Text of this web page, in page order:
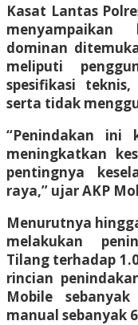
Kasat Lantas
dominan
meliputi
spesifikasi
serta tidak
“Penindakan ini
meningkatkan
pentingnya
raya,” ujar AKP
Menurutnya
melakukan
Tilang terhadap
rincian
Mobile
manual sebanyak